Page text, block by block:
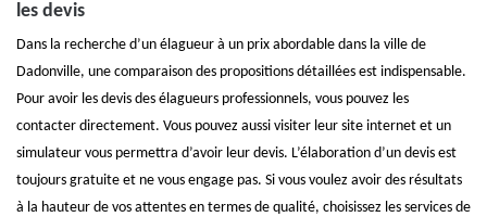
les devis
Dans la recherche d’un élagueur à un prix abordable dans la ville de
Dadonville, une comparaison des propositions détaillées est indispensable.
Pour avoir les devis des élagueurs professionnels, vous pouvez les
contacter directement. Vous pouvez aussi visiter leur site internet et un
simulateur vous permettra d’avoir leur devis. L’élaboration d’un devis est
toujours gratuite et ne vous engage pas. Si vous voulez avoir des résultats
à la hauteur de vos attentes en termes de qualité, choisissez les services de